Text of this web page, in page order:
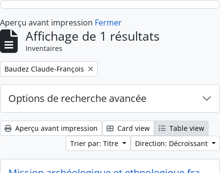
Skip to main content
Aperçu avant impression Fermer
Affichage de 1 résultats
Inventaires
Remove filter:
Baudez Claude-François
Options de recherche avancée
Aperçu avant impression Card view
Table view
Trier par: Titre
Direction: Décroissant